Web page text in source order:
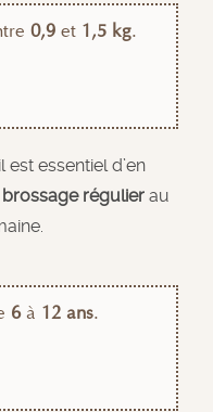
0,9 et 1,5 kg.
est essentiel d’en
brossage régulier au
6à 12 ans.